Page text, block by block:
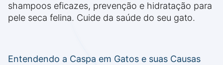
shampoos eficazes, prevenção e hidratação para
pele seca felina. Cuide da saúde do seu gato.
Entendendo a Caspa em Gatos e suas Causas